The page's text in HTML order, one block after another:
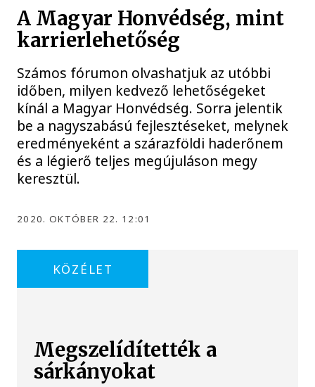
A Magyar Honvédség, mint
karrierlehetőség
Számos fórumon olvashatjuk az utóbbi
időben, milyen kedvező lehetőségeket
kínál a Magyar Honvédség. Sorra jelentik
be a nagyszabású fejlesztéseket, melynek
eredményeként a szárazföldi haderőnem
és a légierő teljes megújuláson megy
keresztül.
2020. OKTÓBER 22. 12:01
KÖZÉLET
Megszelídítették a
sárkányokat